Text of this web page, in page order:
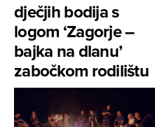
dječjih bodija s
logom ‘Zagorje –
bajka na dlanu’
zabočkom rodilištu